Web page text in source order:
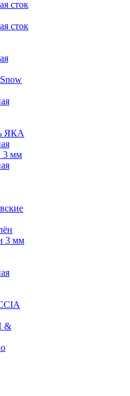
сток
сток
ЯКА
3 мм
3 мм
&